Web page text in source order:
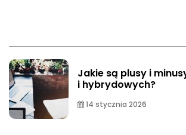
Jakie są plusy i
i hybrydowych?
14 stycznia 2026